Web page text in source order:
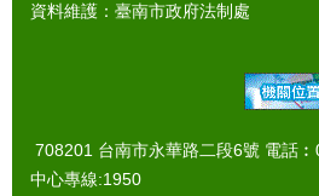
資料維護：臺南市政府法制處
708201 台南市永華路二段6號 電話
中心專線:1950